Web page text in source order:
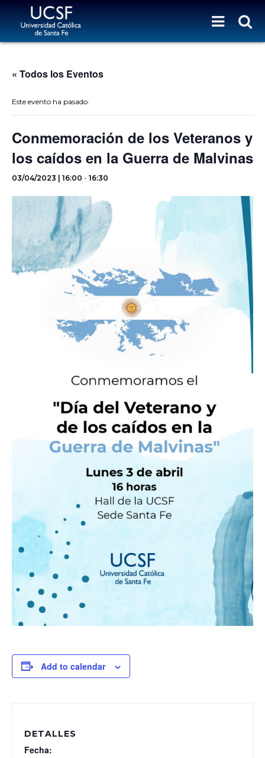
« Todos los Eventos
Este evento ha pasado.
Conmemoración de los Veteranos y
los caídos en la Guerra de Malvinas
03/04/2023 | 16:00 - 16:30
Add to calendar
DETALLES
Fecha: